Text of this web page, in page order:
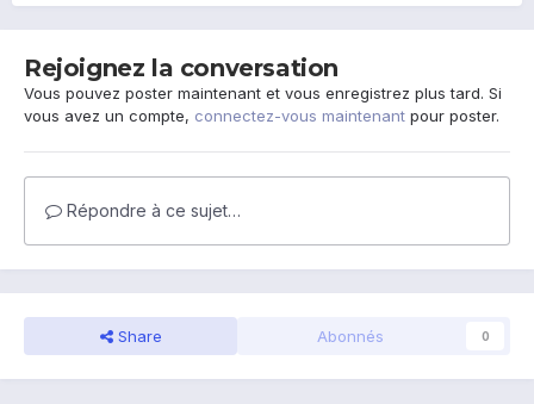
Rejoignez la conversation
Vous pouvez poster maintenant et vous enregistrez plus tard. Si
vous avez un compte, connectez-vous maintenant pour poster.
Répondre à ce sujet…
Share Abonnés 0